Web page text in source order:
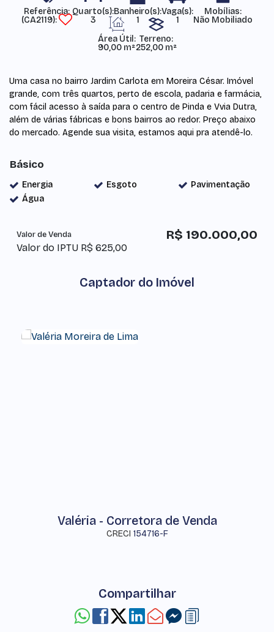
Referência:
(CA2119)
3 1 1
Mobílias:
Não Mobiliado
Área Útil:
90,00 m²
Terreno:
252,00 m²
Uma casa no bairro Jardim Carlota em Moreira César. Imóvel
grande, com três quartos, perto de escola, padaria e farmácia,
com fácil acesso à saída para o centro de Pinda e Vvia Dutra,
além de várias fábricas e bons bairros ao redor. Preço abaixo
do mercado. Agende sua visita, estamos aqui pra atendê-lo.
Básico
Energia Esgoto
Pavimentação
Água
R$ 190.000,00
Valor de Venda
Valor do IPTU R$ 625,00
Captador do Imóvel
Valéria - Corretora de Venda
CRECI 154716-F
Compartilhar